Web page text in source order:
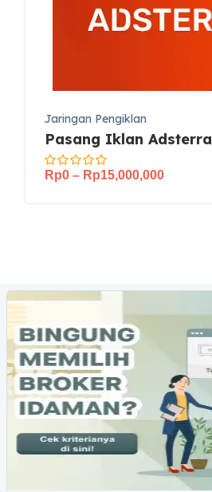
Jaringan Pengiklan
Pasang Iklan Adsterra
Rp0 – Rp15,000,000